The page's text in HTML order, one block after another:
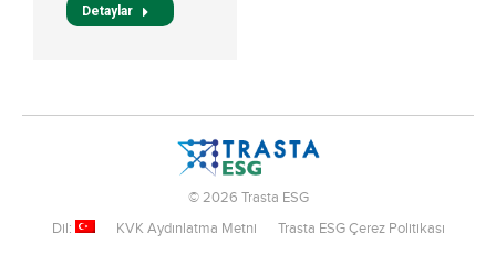
Detaylar
© 2026 Trasta ESG
Dil:
KVK Aydınlatma Metni Trasta ESG Çerez Politikası